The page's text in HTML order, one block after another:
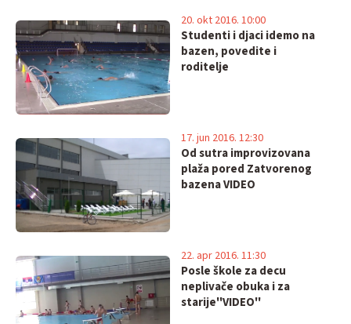
Studenti i djaci idemo na
bazen, povedite i
roditelje
20. okt 2016. 10:00
Od sutra improvizovana
plaža pored Zatvorenog
bazena VIDEO
17. jun 2016. 12:30
Posle škole za decu
neplivače obuka i za
starije''VIDEO''
22. apr 2016. 11:30